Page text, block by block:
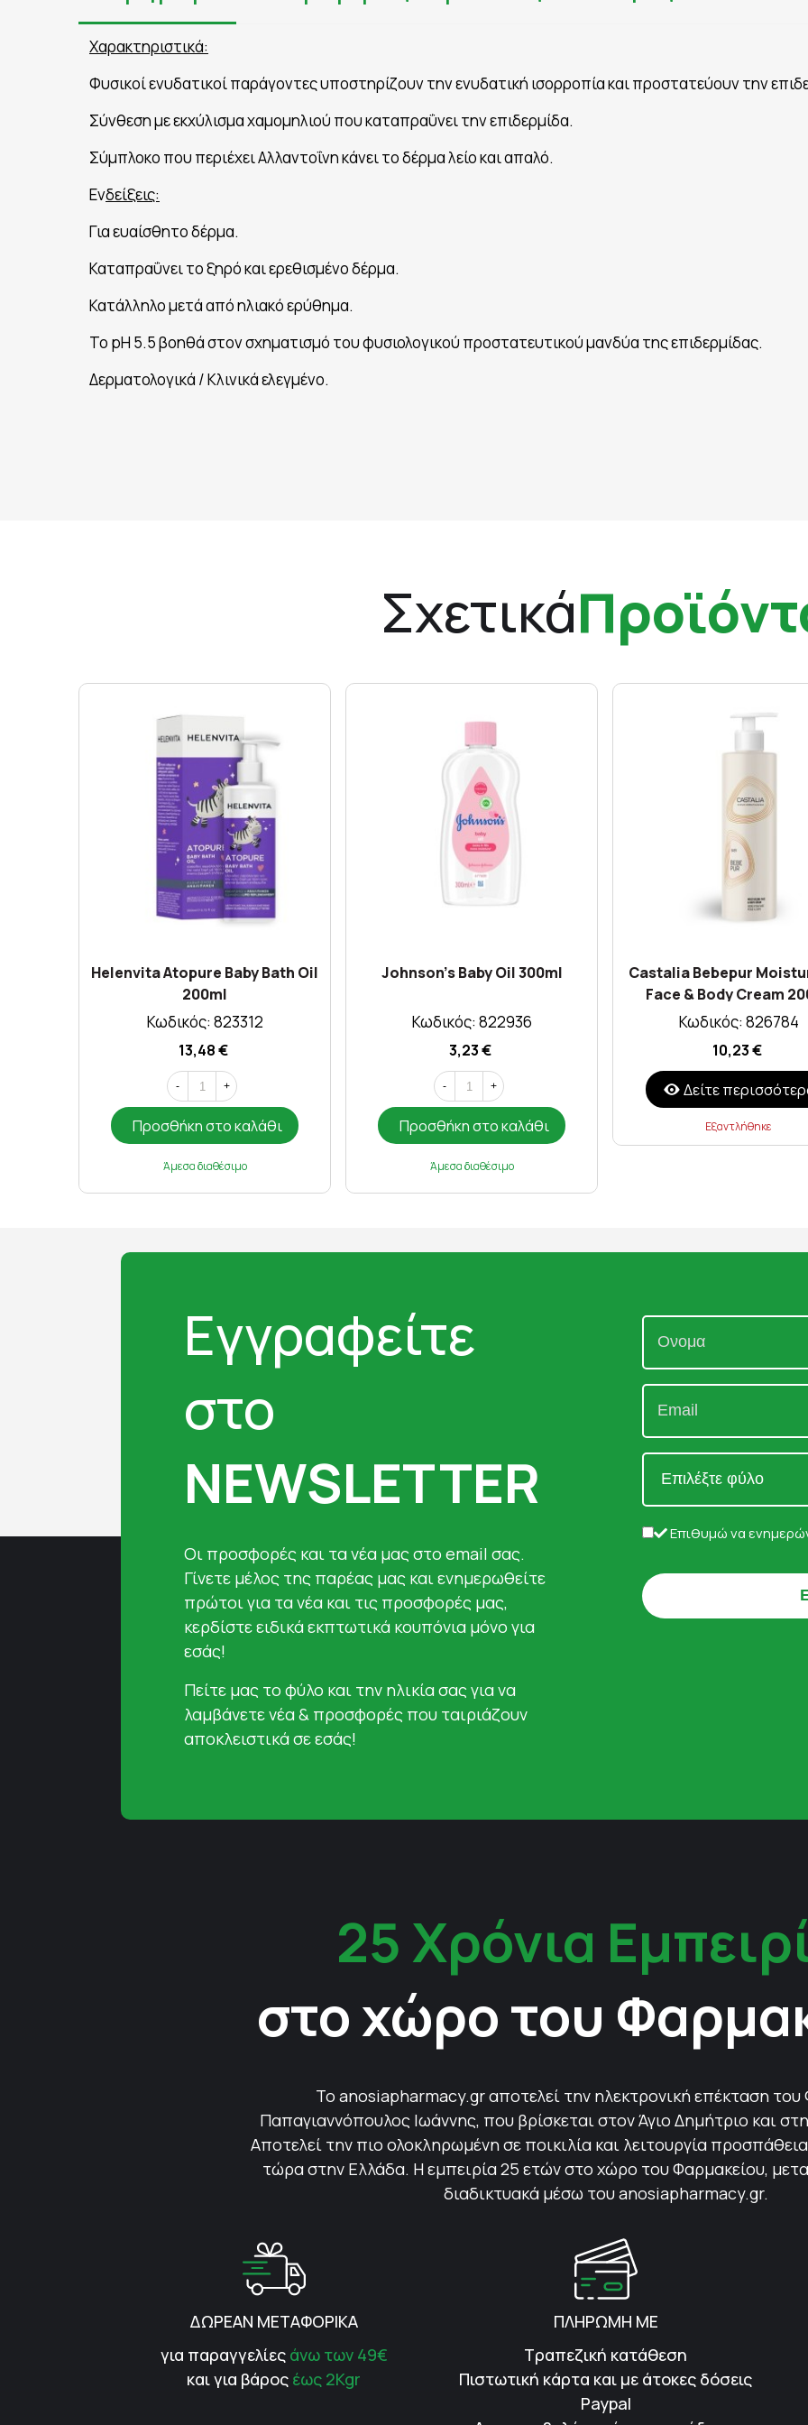
Χαρακτηριστικά:
Φυσικοί ενυδατικοί παράγοντες υποστηρίζουν την ενυδατική ισορροπία και προστατεύουν την
Σύνθεση με εκχύλισμα χαμομηλιού που καταπραΰνει την επιδερμίδα.
Σύμπλοκο που περιέχει Αλλαντοΐνη κάνει το δέρμα λείο και απαλό.
Ενδείξεις:
Για ευαίσθητο δέρμα.
Καταπραΰνει το ξηρό και ερεθισμένο δέρμα.
Κατάλληλο μετά από ηλιακό ερύθημα.
Το pH 5.5 βοηθά στον σχηματισμό του φυσιολογικού προστατευτικού μανδύα της επιδερμίδας.
Δερματολογικά / Κλινικά ελεγμένο.
Σχετικά
Helenvita Atopure Baby Bath Oil
200ml
Κωδικός: 823312
13,48 €
- +
Προσθήκη στο καλάθι
Άμεσα διαθέσιμο
Johnson's Baby Oil 300ml
Κωδικός: 822936
3,23 €
- +
Προσθήκη στο καλάθι
Άμεσα διαθέσιμο
Castalia Bebepur
Face & Body Cream
Κωδικός: 826784
10,23 €
Δείτε
Εξαντλήθηκε
Εγγραφείτε
στο
NEWSLETTER
Oι προσφορές και τα νέα μας στο email σας.
Γίνετε μέλος της παρέας μας και ενημερωθείτε
πρώτοι για τα νέα και τις προσφορές μας,
κερδίστε ειδικά εκπτωτικά κουπόνια μόνο για
εσάς!
Πείτε μας το φύλο και την ηλικία σας για να
λαμβάνετε νέα & προσφορές που ταιριάζουν
αποκλειστικά σε εσάς!
Επιθυμώ να
25 Χρόνια
στο χώρο του
Το anosiapharmacy.gr αποτελεί την ηλεκτρονική επέκταση του
Παπαγιαννόπουλος Ιωάννης, που βρίσκεται στον Άγιο Δημήτριο και
Αποτελεί την πιο ολοκληρωμένη σε ποικιλία και λειτουργία προσπάθεια
τώρα στην Ελλάδα. Η εμπειρία 25 ετών στο χώρο του Φαρμακείου,
διαδικτυακά μέσω του anosiapharmacy.gr.
ΔΩΡΕΑΝ ΜΕΤΑΦΟΡΙΚΑ
για παραγγελίες άνω των 49€
και για βάρος έως 2Kgr
ΠΛΗΡΩΜΗ ΜΕ
Τραπεζική κατάθεση
Πιστωτική κάρτα και με άτοκες δόσεις
Paypal